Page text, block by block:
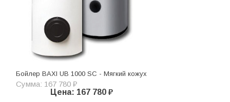
Бойлер BAXI UB 1000 SC - Мягкий кожух
Сумма: 167 780 ₽
Цена: 167 780 ₽